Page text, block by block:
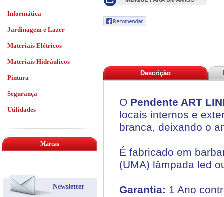
Descrição
O Pendente ART
locais internos e
branca, deixando o
É fabricado em
(UMA) lâmpada led
Garantia: 1 Ano
Informática
Jardinagem e Lazer
Materiais Elétricos
Materiais Hidráulicos
Pintura
Segurança
Utilidades
Marcas
Newsletter